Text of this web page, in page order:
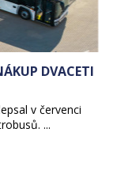
DVACETI
v červenci
...